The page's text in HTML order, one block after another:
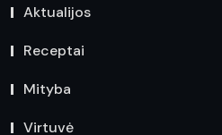
Aktualijos
Receptai
Mityba
Virtuvė